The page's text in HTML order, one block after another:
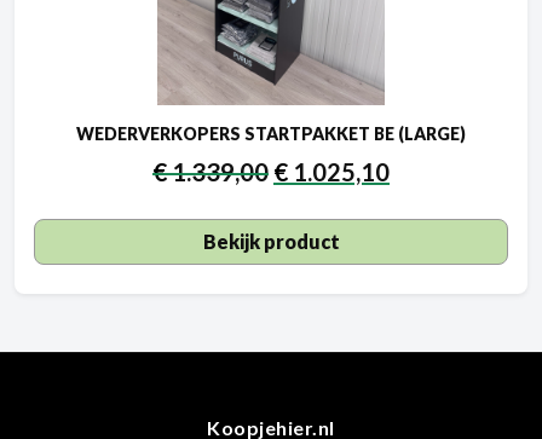
WEDERVERKOPERS STARTPAKKET BE (LARGE)
€1.339,00 € 1.025,10
Bekijk product
Koopjehier.nl